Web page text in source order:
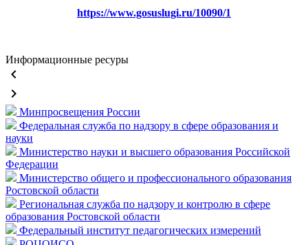
https://www.gosuslugi.ru/10090/1
Информационные ресуры
keyboard_arrow_left
keyboard_arrow_right
Минпросвещения России
Федеральная служба по надзору в сфере образования и
науки
Министерство науки и высшего образования Российской
Федерации
Министерство общего и профессионального образования
Ростовской области
Региональная служба по надзору и контролю в сфере
образования Ростовской области
Федеральный институт педагогических измерений